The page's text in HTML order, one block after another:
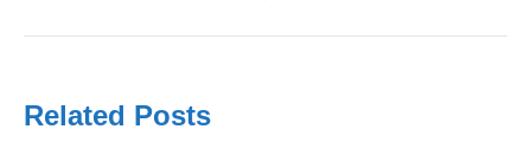
Related Posts